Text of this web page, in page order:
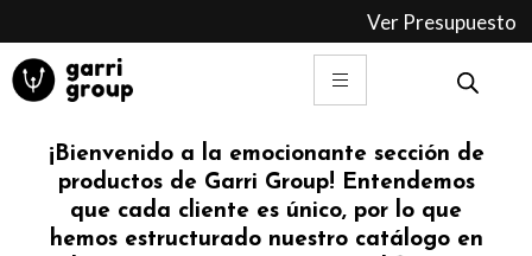
contenido
Ver Presupuesto
¡Bienvenido a la emocionante sección de
productos de Garri Group! Entendemos
que cada cliente es único, por lo que
hemos estructurado nuestro catálogo en